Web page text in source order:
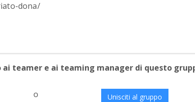
dona/
teamer e ai teaming manager di questo
o Unisciti al gruppo